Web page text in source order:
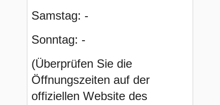
Samstag: -
Sonntag: -
(Überprüfen Sie die
Öffnungszeiten auf der
offiziellen Website des